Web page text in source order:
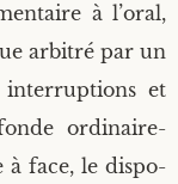
à l’oral,
arbi­tré par un
inter­rup­tions et
ordi­nai­re­
à face, le dis­po­